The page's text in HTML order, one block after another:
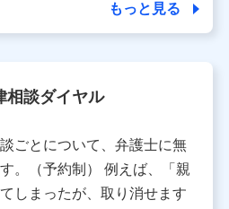
2-14-10 アーバンネット日本橋
ドコモは、お客さまの情報を利
原則を順守します 。
ュボードの「第三者提供の管
ず、共同利用する場合がありま
もっと見る
相談ダイヤル
ごとについて、弁護士に無
。（予約制） 例えば、「親
しまったが、取り消せます